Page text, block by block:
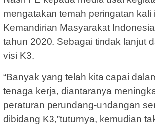
mengatakan temah peringatan kali
Kemandirian Masyarakat
tahun 2020. Sebagai tindak lanjut
visi K3.
“Banyak yang telah kita capai
tenaga kerja, diantaranya
peraturan perundang-undangan
dibidang K3,”tuturnya, kemudian